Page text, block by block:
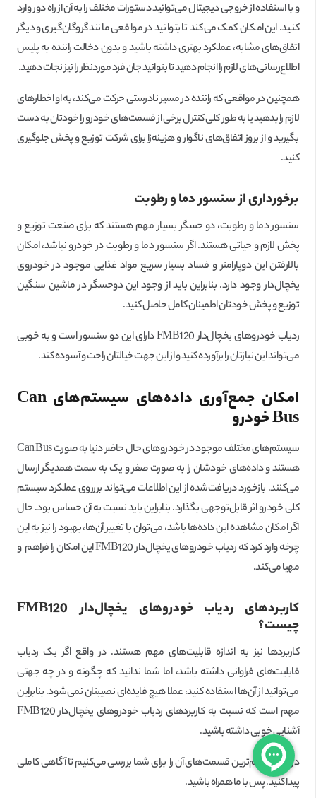
و با استفاده از خروجی دیجیتال می‌توانید دستورات مختلف را به آن از راه دور وارد
کنید. این امکان کمک می‌کند تا بتوانید در مواقعی مانند گروگان‌گیری و دیگر
اتفاق‌های مشابه، عملکرد بهتری داشته باشید و بدون دخالت راننده به پلیس
اطلاع‌رسانی‌های لازم را انجام دهید تا بتوانید جان فرد موردنظر را نیز نجات دهید.
همچنین در مواقعی که راننده در مسیر نادرستی حرکت می‌کند، به او اخطارهای
لازم را بدهید یا به طور کلی کنترل برخی از قسمت‌های خودرو را خودتان به دست
بگیرید و از بروز اتفاق‌های ناگوار و هزینه‌زا برای شرکت توزیع و پخش جلوگیری
کنید.
برخورداری از سنسور دما و رطوبت
سنسور دما و رطوبت، دو حسگر بسیار مهم هستند که برای صنعت توزیع و
پخش لازم و حیاتی هستند. اگر سنسور دما و رطوبت در خودرو نباشد، امکان
بالارفتن این دوپارامتر و فساد بسیار سریع مواد غذایی موجود در خودروی
یخچال‌دار وجود دارد. بنابراین باید از وجود این دوحسگر در ماشین سنگین
توزیع و پخش خودتان اطمینان کامل حاصل کنید.
ردیاب خودروهای یخچال‌دار FMB120 دارای این دو سنسور است و به خوبی
می‌تواند این نیازتان را برآورده کنید و از این جهت خیالتان راحت و آسوده کند.
امکان جمع‌آوری داده‌های سیستم‌های Can
Busخودرو
سیستم‌های مختلف موجود در خودروهای حال حاضر دنیا به صورت Can Bus
هستند و داده‌های خودشان را به صورت صفر و یک به سمت همدیگر ارسال
می‌کنند. بازخورد دریافت‌شده از این اطلاعات می‌تواند بررروی عملکرد سیستم
کلی خودرو اثر قابل‌توجهی بگذارد. بنابراین باید نسبت به آن حساس بود. حال
اگر امکان مشاهده این داده‌ها باشد، می‌توان با تغییر آن‌ها، بهبود را نیز به این
چرخه وارد کرد که ردیاب خودروهای یخچال‌دار FMB120 این امکان را فراهم و
مهیا می‌کند.
کاربردهای ردیاب خودروهای یخچال‌دار FMB120
چیست؟
کاربردها نیز به اندازه قابلیت‌های مهم هستند. در واقع اگر یک ردیاب
قابلیت‌های فراوانی داشته باشد، اما شما ندانید که چگونه و در چه جهتی
می‌توانید از آن‌ها استفاده کنید، عملا هیچ فایده‌ای نصیبتان نمی‌شود. بنابراین
مهم است که نسبت به کاربردهای ردیاب خودروهای یخچال‌دار FMB120
آشنایی خوبی داشته باشید.
در ادامه مهم‌ترین قسمت‌های آن را برای شما بررسی می‌کنیم تا آگاهی کاملی
پیدا کنید. پس با ما همراه باشید.